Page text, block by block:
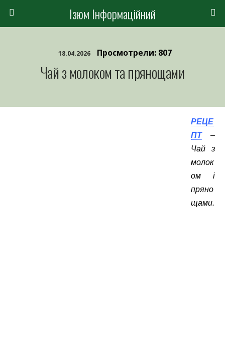
Ізюм Інформаційний
18.04.2026 Просмотрели: 807
Чай з молоком та прянощами
РЕЦЕ
ПТ–
Чай з
молок
ом і
пряно
щами.